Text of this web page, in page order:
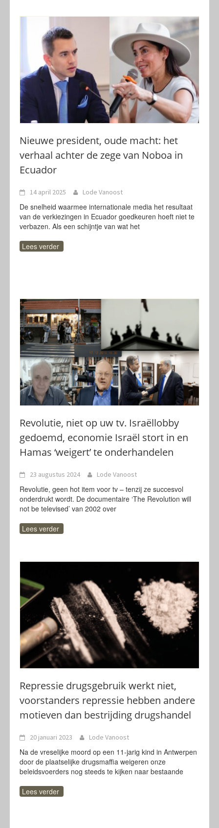
Nieuwe president, oude macht: het
verhaal achter de zege van Noboa in
Ecuador
14 april 2025 Lode Vanoost
De snelheid waarmee internationale media het resultaat
van de verkiezingen in Ecuador goedkeuren hoeft niet te
verbazen. Als een schijntje van wat het
Lees verder
Revolutie, niet op uw tv. Israëllobby
gedoemd, economie Israël stort in en
Hamas ‘weigert’ te onderhandelen
23 augustus 2024 Lode Vanoost
Revolutie, geen hot item voor tv – tenzij ze succesvol
onderdrukt wordt. De documentaire ‘The Revolution will
not be televised’ van 2002 over
Lees verder
Repressie drugsgebruik werkt niet,
voorstanders repressie hebben andere
motieven dan bestrijding drugshandel
20 januari 2023 Lode Vanoost
Na de vreselijke moord op een 11-jarig kind in Antwerpen
door de plaatselijke drugsmaffia weigeren onze
beleidsvoerders nog steeds te kijken naar bestaande
Lees verder